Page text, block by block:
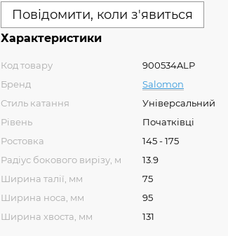
Повідомити, коли з'явиться
Характеристики
Код товару
900534ALP
Бренд
Salomon
Стиль катання
Універсальний
Рівень
Початківці
Ростовка
145 - 175
Радіус бокового вирізу, м
13.9
Ширина талії, мм
75
Ширина носа, мм
95
Ширина хвоста, мм
131